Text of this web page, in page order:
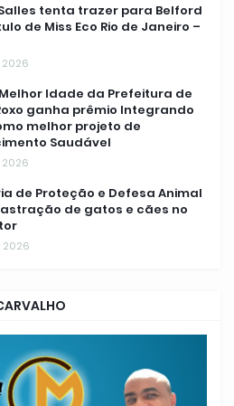
tenta trazer para Belford
de Miss Eco Rio de Janeiro –
Idade da Prefeitura de
ganha prêmio Integrando
melhor projeto de
Saudável
de Proteção e Defesa Animal
de gatos e cães no
2026